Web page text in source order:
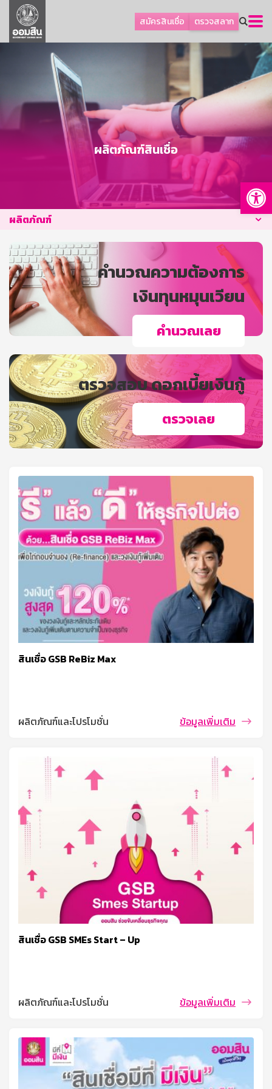
สมัครสินเชื่อ ตรวจสลาก
ลูกค้าธุรกิจ
ลูกค้าผู้ประกอบรายย่อย
โปรโมชัน
ออมเพื่อสุข
เกี่ยวกับธนาคาร
การพัฒนาที่ยั่งยืน
บริการทางการเงิน
ติดต่อเรา
EN
GSB Society
ผลิตภัณฑ์สินเชื่อ
ผลิตภัณฑ์
คำนวณความต้องการ
เงินทุนหมุนเวียน
คำนวณเลย
ตรวจสอบ ดอกเบี้ยเงินกู้
ตรวจเลย
สินเชื่อ GSB ReBiz Max
ผลิตภัณฑ์และโปรโมชั่น ข้อมูลเพิ่มเติม
สินเชื่อ GSB SMEs Start – Up
ผลิตภัณฑ์และโปรโมชั่น ข้อมูลเพิ่มเติม